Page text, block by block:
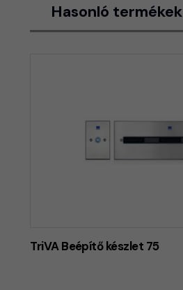
Hasonló termékek
TriVA Beépítő készlet 75